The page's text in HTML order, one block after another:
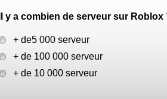
Il y a combien de serveur sur Roblox
+ de5 000 serveur
+ de 100 000 serveur
+ de 10 000 serveur